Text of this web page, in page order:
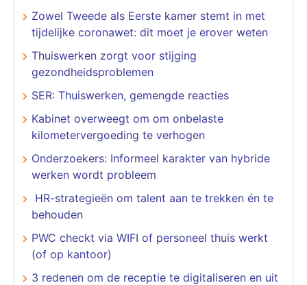
Zowel Tweede als Eerste kamer stemt in met
tijdelijke coronawet: dit moet je erover weten
Thuiswerken zorgt voor stijging
gezondheidsproblemen
SER: Thuiswerken, gemengde reacties
Kabinet overweegt om om onbelaste
kilometervergoeding te verhogen
Onderzoekers: Informeel karakter van hybride
werken wordt probleem
​​​​​​​ HR-strategieën om talent aan te trekken én te
behouden
PWC checkt via WIFI of personeel thuis werkt
(of op kantoor)
3 redenen om de receptie te digitaliseren en uit